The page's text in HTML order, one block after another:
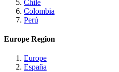
Chile
Colombia
Perú
Europe Region
Europe
España